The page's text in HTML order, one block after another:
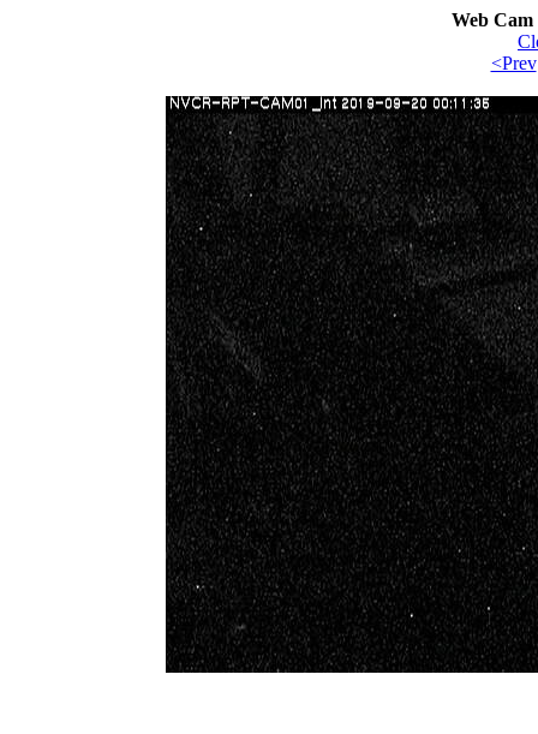
Web Cam
<Prev